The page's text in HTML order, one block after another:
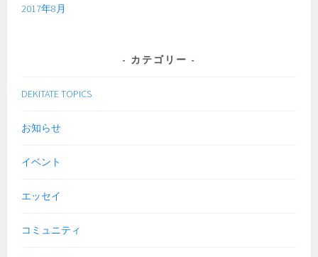
2017年8月
カテゴリー
DEKITATE TOPICS
お知らせ
イベント
エッセイ
コミュニティ